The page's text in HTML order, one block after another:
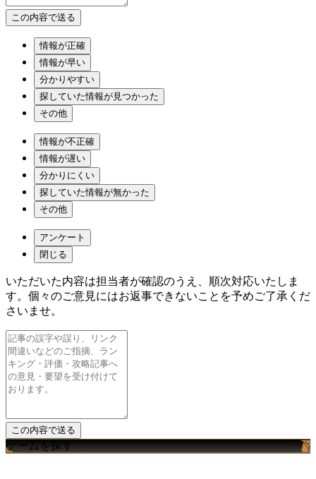
情報が正確
情報が早い
分かりやすい
探していた情報が見つかった
その他
情報が不正確
情報が遅い
分かりにくい
探していた情報が無かった
その他
アンケート
閉じる
いただいた内容は担当者が確認のうえ、順次対応いたしま
す。個々のご意見にはお返事できないことを予めご了承くだ
さいませ。
ゲームを探す